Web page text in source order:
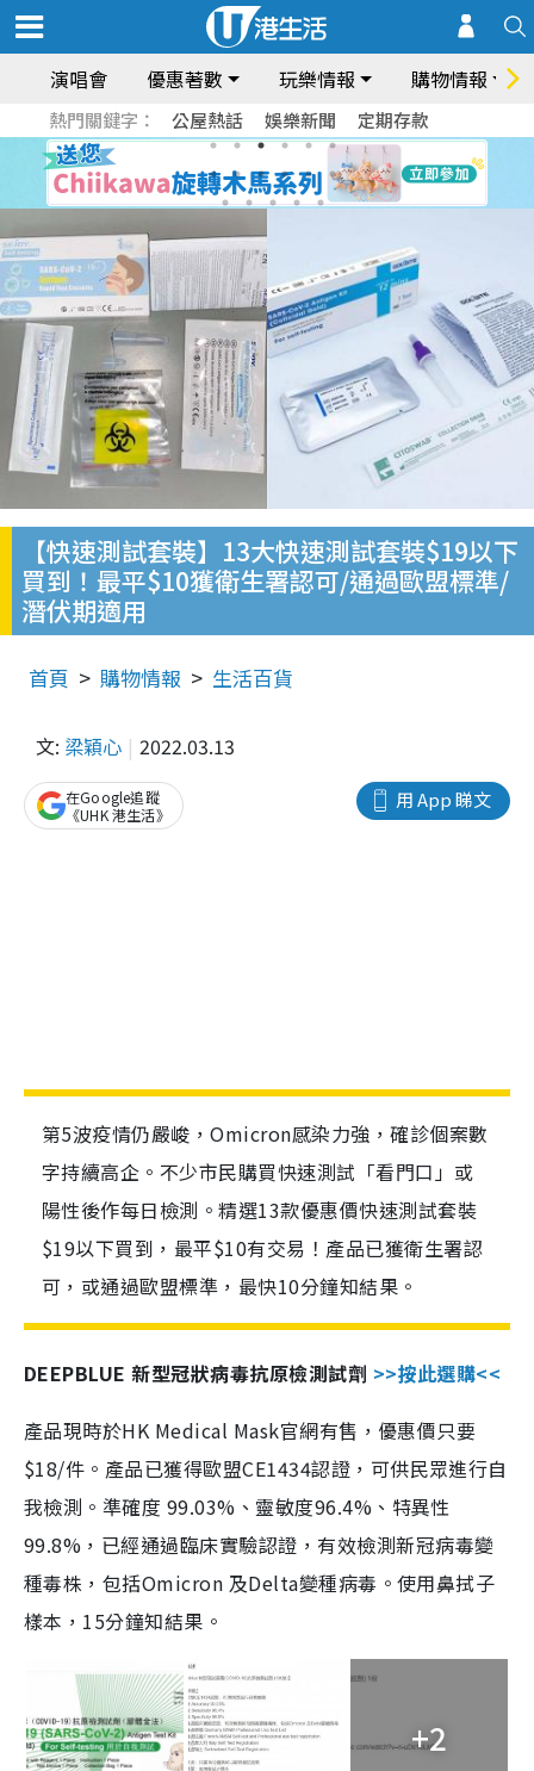
演唱會 優惠著數 玩樂情報 購物情報
熱門關鍵字： 公屋熱話 娛樂新聞 定期存款
【快速測試套裝】13大快速測試套裝$19以下
買到！最平$10獲衛生署認可/通過歐盟標準/
潛伏期適用
首頁 購物情報 生活百貨
文: 梁穎心 2022.03.13
用 App 睇文
在Google追蹤
《UHK 港生活》
第5波疫情仍嚴峻，Omicron感染力強，確診個案數
字持續高企。不少市民購買快速測試「看門口」或
陽性後作每日檢測。精選13款優惠價快速測試套裝
$19以下買到，最平$10有交易！產品已獲衛生署認
可，或通過歐盟標準，最快10分鐘知結果。
DEEPBLUE 新型冠狀病毒抗原檢測試劑 >>按此選購<<
產品現時於HK Medical Mask官網有售，優惠價只要
$18/件。產品已獲得歐盟CE1434認證，可供民眾進行自
我檢測。準確度 99.03%、靈敏度96.4%、特異性
99.8%，已經通過臨床實驗認證，有效檢測新冠病毒變
種毒株，包括Omicron 及Delta變種病毒。使用鼻拭子
樣本，15分鐘知結果。
+2